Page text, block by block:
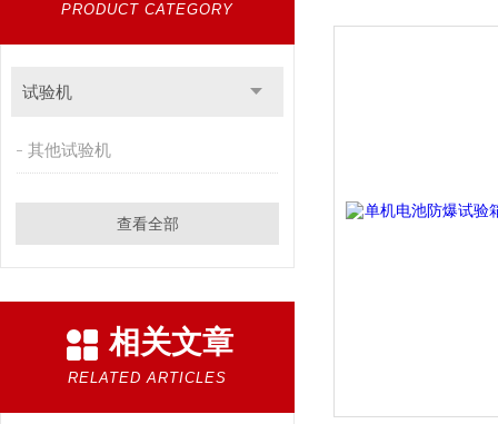
PRODUCT CATEGORY
试验机
其他试验机
查看全部
相关文章
RELATED ARTICLES